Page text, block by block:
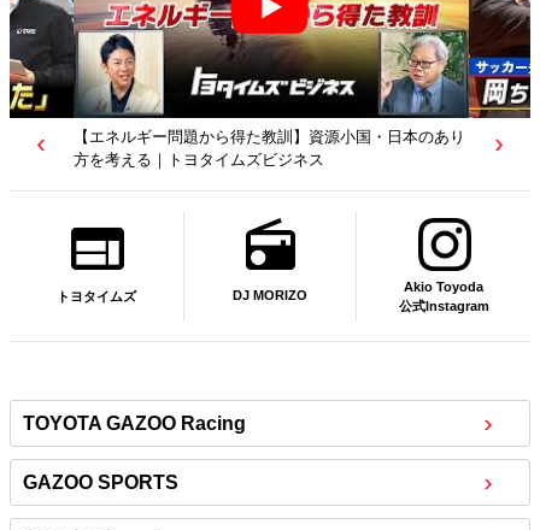
【若者たちへ】岡田武史さんが“特別授業”で語ったこと
｜サッカー日本代表元監督｜トヨタイムズニュース
トヨタイムズ DJ MORIZO
Akio Toyoda
公式Instagram
TOYOTA GAZOO Racing
GAZOO SPORTS